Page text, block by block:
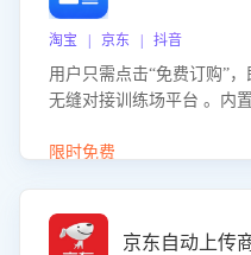
淘宝 | 京东 | 抖音
用户只需点击“免费订购”
无缝对接训练场平台 。内
初始化时间，助力企业快速
限时免费
京东自动上传